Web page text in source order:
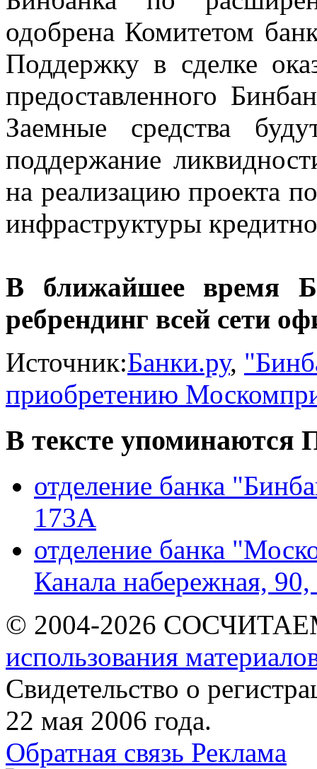
одобрена Комитетом
Поддержку в сделке
предоставленного
Заемные средства
поддержание
на реализацию проекта
инфраструктуры
В ближайшее время
ребрендинг всей сети
Источник:Банки.ру,
приобретению
В тексте упоминаются
отделение банка
173А
отделение банка
Канала набережная, 90,
© 2004-2026
использования
Свидетельство о
22 мая 2006 года.
Обратная связь Реклама